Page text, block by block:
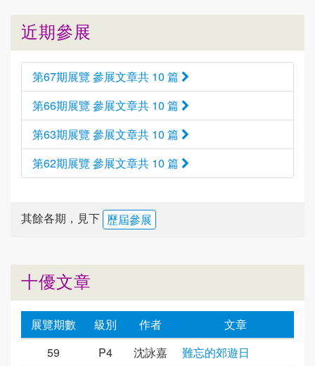
近期參展
第67期展覽 參展文章共 10 篇
第66期展覽 參展文章共 10 篇
第63期展覽 參展文章共 10 篇
第62期展覽 參展文章共 10 篇
其餘各期，見下 歷屆參展
十優文章
展覽期數 級別 作者
文章
59
P4 沈詠嘉
難忘的郊遊日